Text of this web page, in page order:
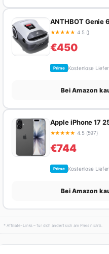
ANTHBOT Genie
★★★★★ 4.5 ()
€450
Prime Kostenlose
Bei Amazon
Apple iPhone 17
★★★★★ 4.5 (597)
€744
Prime Kostenlose
Bei Amazon
* Affiliate-Links – für dich ändert sich am Preis nichts.